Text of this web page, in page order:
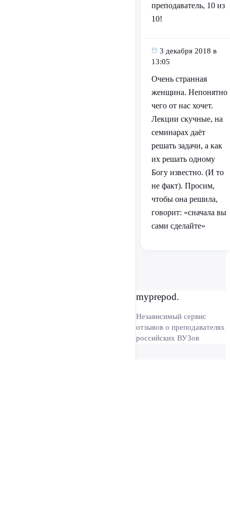
преподаватель, 10 из
10!
3 декабря 2018 в
13:05
Очень странная
женщина. Непонятно
чего от нас хочет.
Лекции скучные, на
семинарах даёт
решать задачи, а как
их решать одному
Богу известно. (И то
не факт). Просим,
чтобы она решила,
говорит: «сначала вы
сами сделайте»
myprepod.
Независимый сервис
отзывов о преподавателях
российских ВУЗов